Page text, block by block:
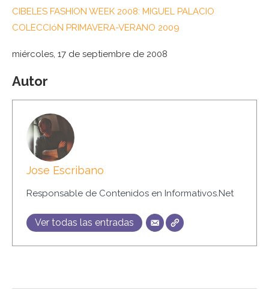
CIBELES FASHION WEEK 2008: MIGUEL PALACIO
COLECCIóN PRIMAVERA-VERANO 2009
miércoles, 17 de septiembre de 2008
Autor
Jose Escribano
Responsable de Contenidos en Informativos.Net
Ver todas las entradas